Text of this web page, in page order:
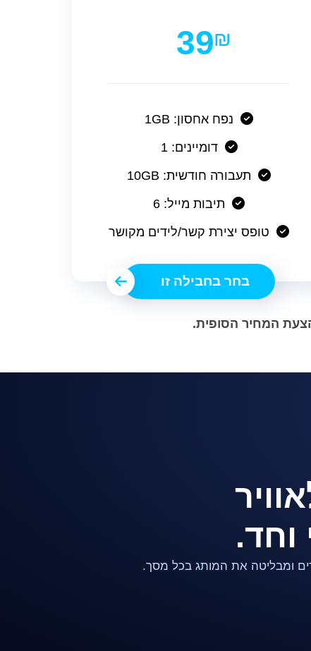
39₪
נפח אחסון: 1GB
דומיינים: 1
תעבורה חודשית: 10GB
תיבות מייל: 6
טופס יצירת קשר/לידים מקושר
בחר בחבילה זו
המחיר הסופית.
וחד.
ומבליטה את המותג בכל מסך.